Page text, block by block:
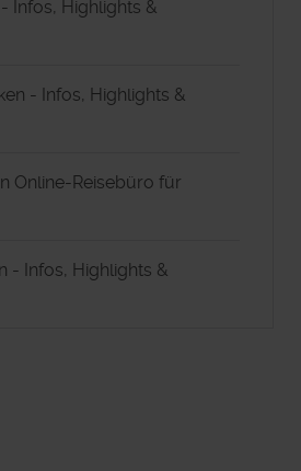
Infos, Highlights &
- Infos, Highlights &
Online-Reisebüro für
- Infos, Highlights &